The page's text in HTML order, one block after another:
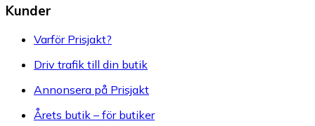
Kunder
Varför Prisjakt?
Driv trafik till din butik
Annonsera på Prisjakt
Årets butik – för butiker